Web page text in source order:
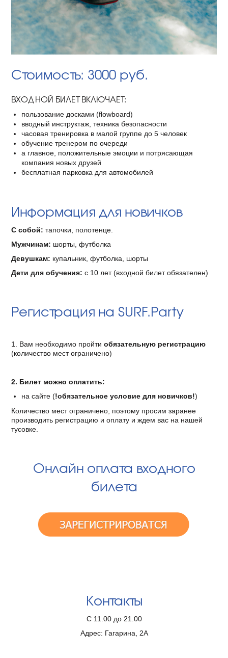
Стоимость: 3000 руб.
ВХОДНОЙ БИЛЕТ ВКЛЮЧАЕТ:
пользование досками (flowboard)
вводный инструктаж, техника безопасности
часовая тренировка в малой группе до 5 человек
обучение тренером по очереди
а главное, положительные эмоции и потрясающая
компания новых друзей
бесплатная парковка для автомобилей
Информация для новичков
С собой: тапочки, полотенце.
Мужчинам: шорты, футболка
Девушкам: купальник, футболка, шорты
Дети для обучения: с 10 лет (входной билет обязателен)
Регистрация на SURF.Party
1. Вам необходимо пройти обязательную регистрацию
(количество мест ограничено)
2. Билет можно оплатить:
на сайте (!обязательное условие для новичков!)
Количество мест ограничено, поэтому просим заранее
производить регистрацию и оплату и ждем вас на нашей
тусовке.
Онлайн оплата входного
билета
Контакты
С 11.00 до 21.00
Адрес: Гагарина, 2А